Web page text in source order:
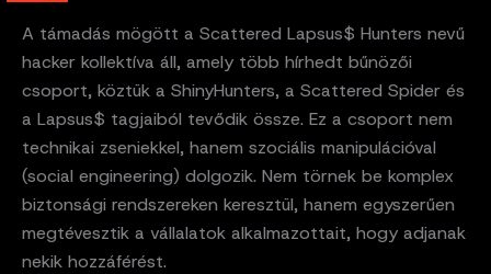
A támadás mögött a Scattered Lapsus$ Hunters nevű
hacker kollektíva áll, amely több hírhedt bűnözői
csoport, köztük a ShinyHunters, a Scattered Spider és
a Lapsus$ tagjaiból tevődik össze. Ez a csoport nem
technikai zseniekkel, hanem szociális manipulációval
(social engineering) dolgozik. Nem törnek be komplex
biztonsági rendszereken keresztül, hanem egyszerűen
megtévesztik a vállalatok alkalmazottait, hogy adjanak
nekik hozzáférést.